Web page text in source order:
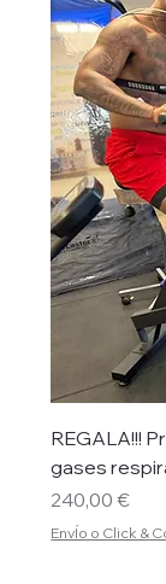
REGALA!!!
gases
Precio
240,00 €
EnvÍo o Click &